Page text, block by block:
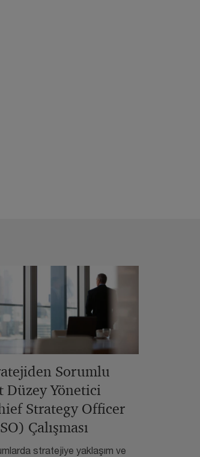
Sorumlu
Düzey Yönetici
Strategy Officer
Çalışması
stratejiye yaklaşım ve